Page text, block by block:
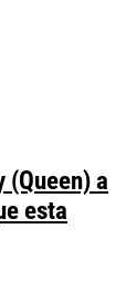
(Queen) a
esta